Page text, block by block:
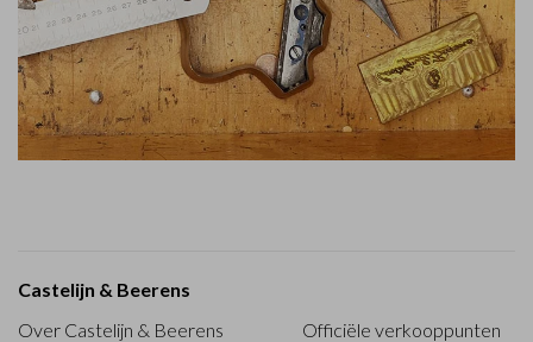
Castelijn & Beerens
Over Castelijn & Beerens
Officiële verkooppunten